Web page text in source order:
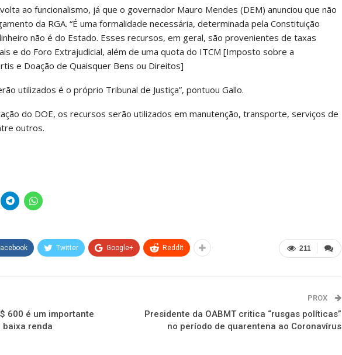
ao funcionalismo, já que o governador Mauro Mendes (DEM) anunciou que não
da RGA. “É uma formalidade necessária, determinada pela Constituição
não é do Estado. Esses recursos, em geral, são provenientes de taxas
e do Foro Extrajudicial, além de uma quota do ITCM [Imposto sobre a
e Doação de Quaisquer Bens ou Direitos]
utilizados é o próprio Tribunal de Justiça”, pontuou Gallo.
do DOE, os recursos serão utilizados em manutenção, transporte, serviços de
outros.
Clique
para
em
nova
janela)
Clique
para
em
nova
janela) 211
Twitter Google+ ReddIt
600 é um importante
baixa renda
PROX
Presidente da OABMT critica “rusgas políticas”
no período de quarentena ao Coronavírus